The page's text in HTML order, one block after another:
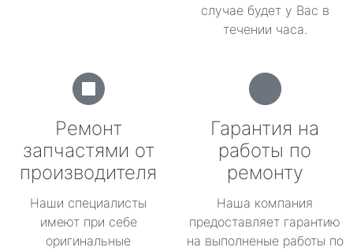
случае будет у Вас в
течении часа.
Ремонт
запчастями от
производителя
Наши специалисты
имеют при себе
оригинальные
Гарантия на
работы по
ремонту
Наша компания
предоставляет гарантию
на выполненые работы по